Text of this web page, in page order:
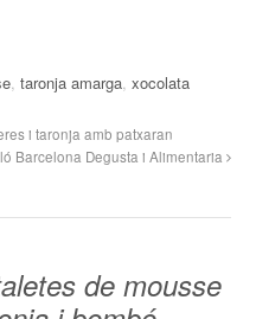
,taronja amarga,xocolata
i taronja amb patxaran
Barcelona Degusta i Alimentaria
de mousse